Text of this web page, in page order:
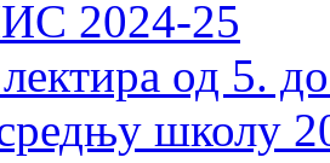
2024-25
од 5.
школу